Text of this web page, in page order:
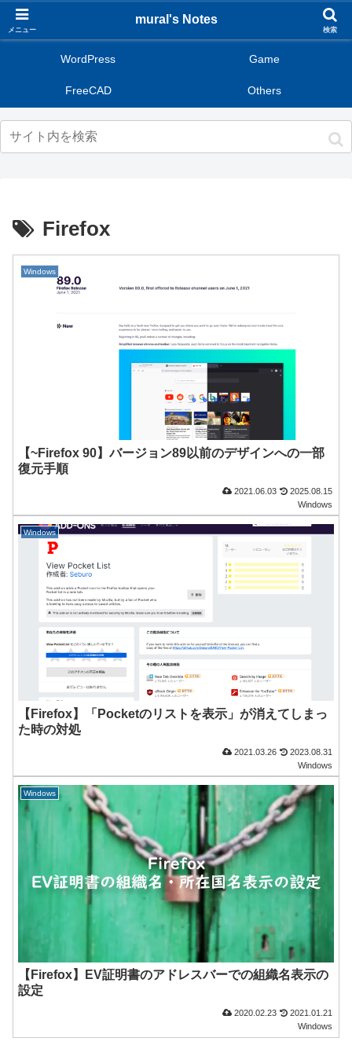
WordPress Game
FreeCAD Others
Firefox
Windows
【~Firefox 90】バージョン89以前のデザインへの一部
復元手順
2021.06.03
2025.08.15
Windows
Windows
【Firefox】「Pocketのリストを表示」が消えてしまっ
た時の対処
2021.03.26
2023.08.31
Windows
Windows
【Firefox】EV証明書のアドレスバーでの組織名表示の
設定
2020.02.23
2021.01.21
Windows
メニュー
mural's Notes
検索